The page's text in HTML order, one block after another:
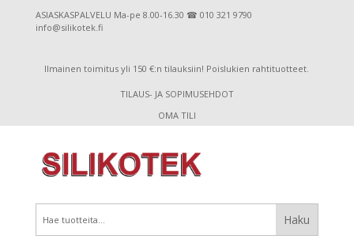
ASIASKASPALVELU Ma-pe 8.00-16.30 ☎ 010 321 9790
info@silikotek.fi
Ilmainen toimitus yli 150 €:n tilauksiin! Poislukien rahtituotteet.
TILAUS- JA SOPIMUSEHDOT
OMA TILI